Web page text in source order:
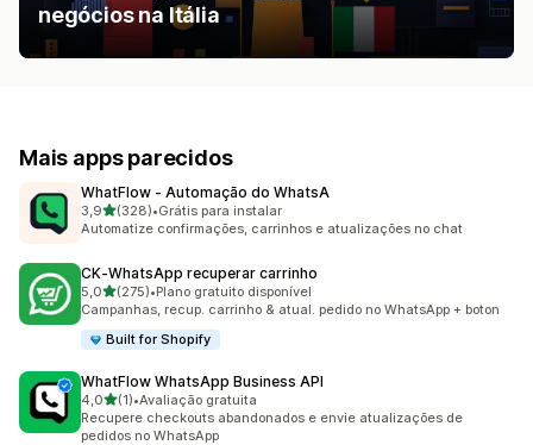
negócios na Itália
Mais apps parecidos
WhatFlow ‑ Automação do WhatsA
3,9de 5 estrelas
(328)
328 avaliações ao todo
•Grátis para instalar
Automatize confirmações, carrinhos e atualizações no chat
CK‑WhatsApp recuperar carrinho
5,0de 5 estrelas
(275)
275 avaliações ao todo
•Plano gratuito disponível
Campanhas, recup. carrinho & atual. pedido no WhatsApp + boton
Built for Shopify
WhatFlow WhatsApp Business API
4,0de 5 estrelas
(1)
1 avaliações ao todo
•Avaliação gratuita
Recupere checkouts abandonados e envie atualizações de
pedidos no WhatsApp